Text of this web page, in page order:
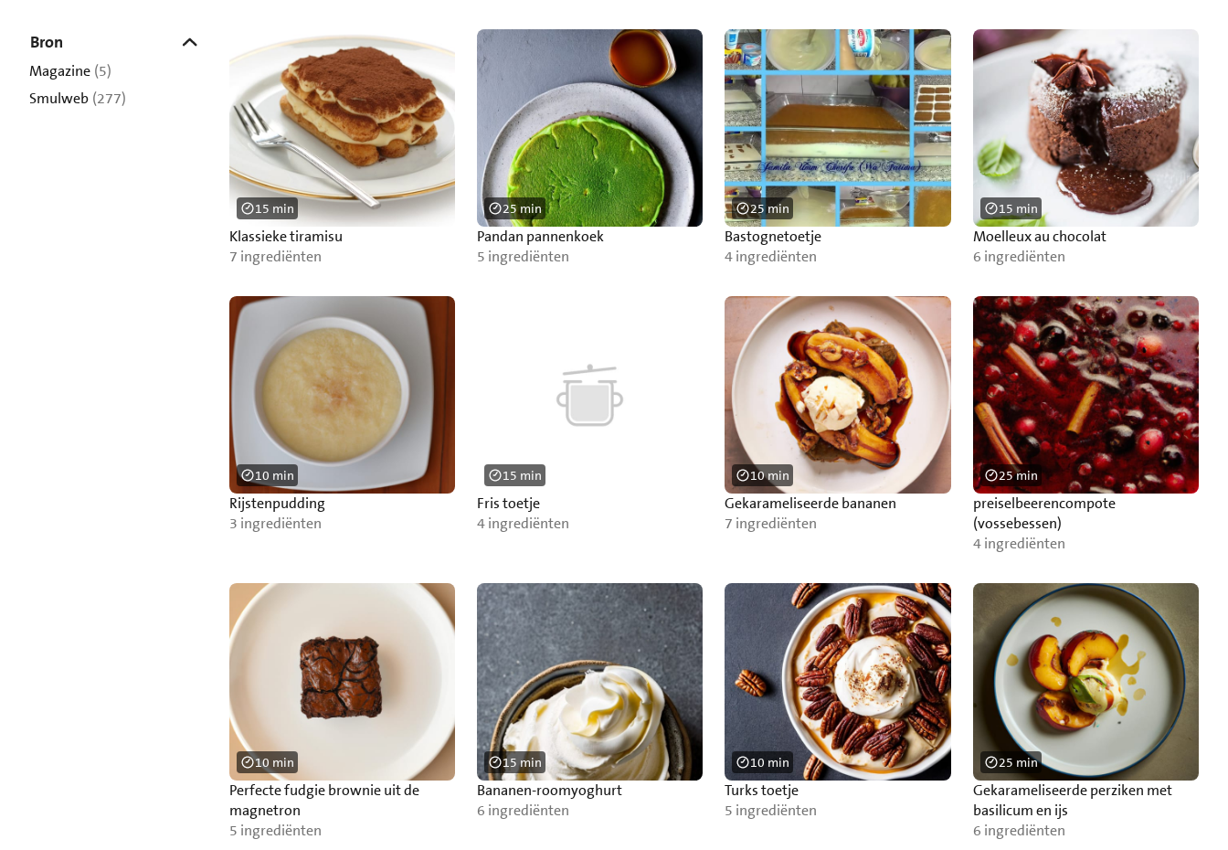
Bron
Magazine (5)
Smulweb (277)
Klassieke tiramisu
7 ingrediënten
15 min
Pandan pannenkoek
5 ingrediënten
25 min
Bastognetoetje
4 ingrediënten
25 min
Moelleux au chocolat
6 ingrediënten
15 min
Rijstenpudding
3 ingrediënten
10 min
Fris toetje
4 ingrediënten
15 min
Gekarameliseerde bananen
7 ingrediënten
10 min
preiselbeerencompote
(vossebessen)
4 ingrediënten
25 min
Perfecte fudgie brownie uit de
magnetron
5 ingrediënten
10 min
Bananen-roomyoghurt
6 ingrediënten
15 min
Turks toetje
5 ingrediënten
10 min
Gekarameliseerde perziken met
basilicum en ijs
6 ingrediënten
25 min